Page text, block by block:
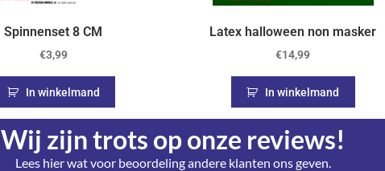
Spinnenset 8 CM
€3,99
In winkelmand
Latex halloween non masker
€14,99
In winkelmand
Wij zijn trots op onze reviews!
Lees hier wat voor beoordeling andere klanten ons geven.